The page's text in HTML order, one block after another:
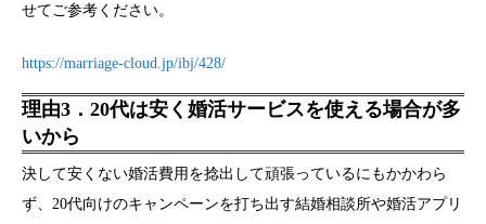
せてご参考ください。
https://marriage-cloud.jp/ibj/428/
理由3．20代は安く婚活サービスを使える場合が多
いから
決して安くない婚活費用を捻出して頑張っているにもかかわら
ず、20代向けのキャンペーンを打ち出す結婚相談所や婚活アプリ